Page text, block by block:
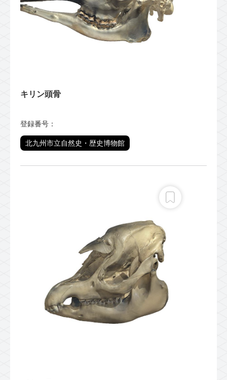
キリン頭骨
登録番号：
北九州市立自然史・歴史博物館